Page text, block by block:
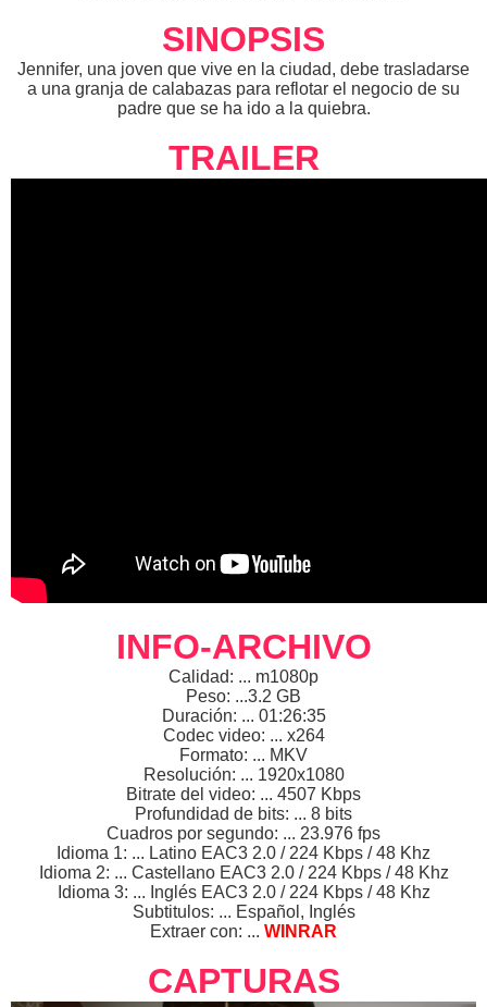
SINOPSIS
Jennifer, una joven que vive en la ciudad, debe trasladarse
a una granja de calabazas para reflotar el negocio de su
padre que se ha ido a la quiebra.
TRAILER
INFO-ARCHIVO
Calidad: ... m1080p
Peso: ...3.2 GB
Duración: ... 01:26:35
Codec video: ... x264
Formato: ... MKV
Resolución: ... 1920x1080
Bitrate del video: ... 4507 Kbps
Profundidad de bits: ... 8 bits
Cuadros por segundo: ... 23.976 fps
Idioma 1: ... Latino EAC3 2.0 / 224 Kbps / 48 Khz
Idioma 2: ... Castellano EAC3 2.0 / 224 Kbps / 48 Khz
Idioma 3: ... Inglés EAC3 2.0 / 224 Kbps / 48 Khz
Subtitulos: ... Español, Inglés
Extraer con: ... WINRAR
CAPTURAS